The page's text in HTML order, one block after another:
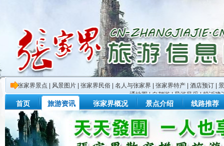
张家界景点 风景图片 张家界民俗 名人与张家界 张家界特产 酒店预订
通地图|自驾游|导游风采|投诉建
首页 旅游资讯 张家界概况 景点介绍 线路推荐